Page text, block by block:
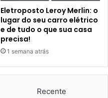
Eletroposto Leroy Merlin: o
lugar do seu carro elétrico
e de tudo o que sua casa
precisa!
1 semana atrás
Recente